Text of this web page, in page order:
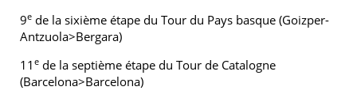
9e de la sixième étape du Tour du Pays basque (Goizper-
Antzuola>Bergara)
11 e de la septième étape du Tour de Catalogne
(Barcelona>Barcelona)